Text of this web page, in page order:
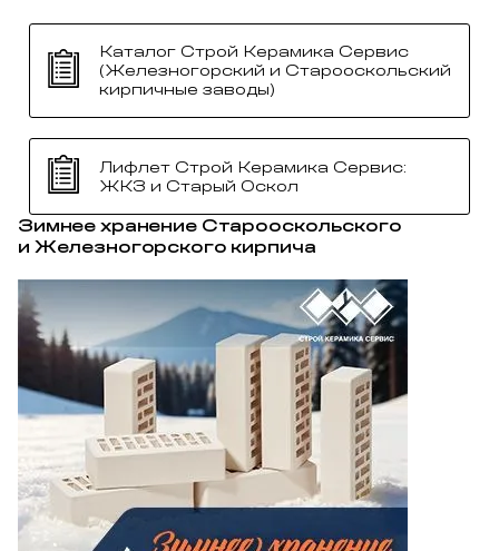
Каталог Строй Керамика Сервис
(Железногорский и Старооскольский
кирпичные заводы)
Лифлет Строй Керамика Сервис:
ЖКЗ и Старый Оскол
Зимнее хранение Старооскольского
и Железногорского кирпича